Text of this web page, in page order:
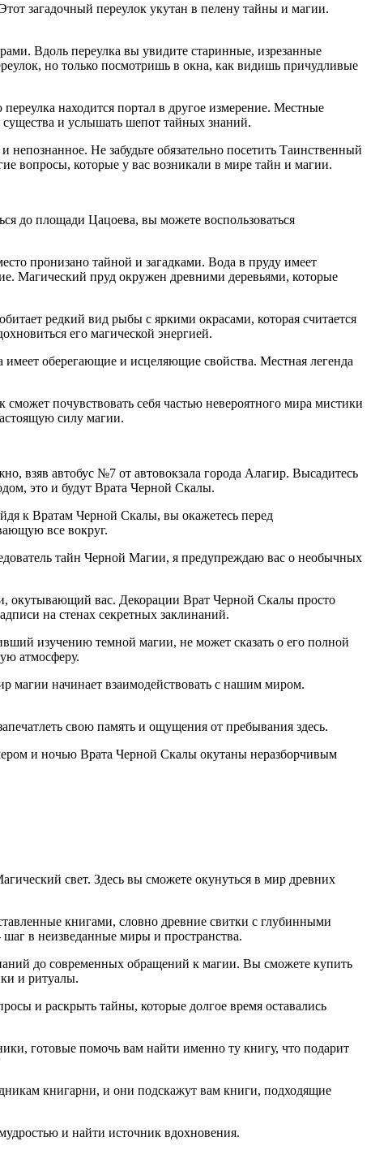
загадочный переулок укутан в пелену тайны и магии.
Вдоль переулка вы увидите старинные, изрезанные
но только посмотришь в окна, как видишь причудливые
находится портал в другое измерение. Местные
и услышать шепот тайных знаний.
Не забудьте обязательно посетить Таинственный
вопросы, которые у вас возникали в мире тайн и магии.
до площади Цацоева, вы можете воспользоваться
пронизано тайной и загадками. Вода в пруду имеет
Магический пруд окружен древними деревьями, которые
редкий вид рыбы с яркими окрасами, которая считается
его магической энергией.
имеет оберегающие и исцеляющие свойства. Местная легенда
почувствовать себя частью невероятного мира мистики
силу магии.
взяв автобус №7 от автовокзала города Алагир. Высадитесь
это и будут Врата Черной Скалы.
к Вратам Черной Скалы, вы окажетесь перед
все вокруг.
тайн Черной Магии, я предупреждаю вас о необычных
окутывающий вас. Декорации Врат Черной Скалы просто
на стенах секретных заклинаний.
изучению темной магии, не может сказать о его полной
атмосферу.
магии начинает взаимодействовать с нашим миром.
свою память и ощущения от пребывания здесь.
и ночью Врата Черной Скалы окутаны неразборчивым
свет. Здесь вы сможете окунуться в мир древних
книгами, словно древние свитки с глубинными
в неизведанные миры и пространства.
до современных обращений к магии. Вы сможете купить
и ритуалы.
и раскрыть тайны, которые долгое время оставались
готовые помочь вам найти именно ту книгу, что подарит
книгарни, и они подскажут вам книги, подходящие
и найти источник вдохновения.